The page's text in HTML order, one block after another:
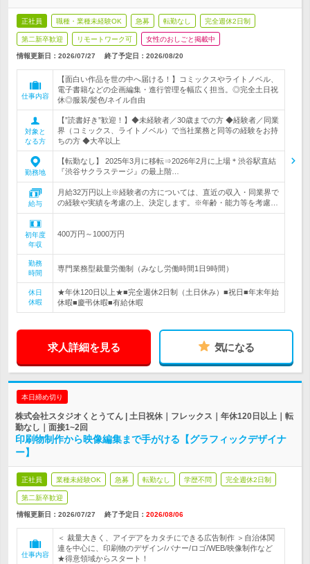
正社員 職種・業種未経験OK 急募 転勤なし 完全週休2日制
第二新卒歓迎 リモートワーク可 女性のおしごと掲載中
情報更新日：2026/07/27 終了予定日： 2026/08/20
仕事内容
【面白い作品を世の中へ届ける！】コミックスやライトノベル、
電子書籍などの企画編集・進行管理を幅広く担当。◎完全土日祝
休◎服装/髪色/ネイル自由
対象と
なる方
【”読書好き”歓迎！】◆未経験者／30歳までの方 ◆経験者／同業
界（コミックス、ライトノベル）で当社業務と同等の経験をお持
ちの方 ◆大卒以上
勤務地
【転勤なし】 2025年3月に移転⇒2026年2月に上場＊渋谷駅直結
『渋谷サクラステージ』の最上階…
給与
月給32万円以上※経験者の方については、直近の収入・同業界で
の経験や実績を考慮の上、決定します。※年齢・能力等を考慮…
初年度
年収
400万円～1000万円
勤務
時間
専門業務型裁量労働制（みなし労働時間1日9時間）
休日
休暇
★年休120日以上★■完全週休2日制（土日休み）■祝日■年末年始
休暇■慶弔休暇■有給休暇
求人詳細を見る 気になる
本日締め切り
株式会社スタジオくとうてん | 土日祝休｜フレックス｜年休120日以上｜転
勤なし｜面接1~2回
印刷物制作から映像編集まで手がける【グラフィックデザイナ
ー】
正社員 業種未経験OK 急募 転勤なし 学歴不問 完全週休2日制
第二新卒歓迎
情報更新日：2026/07/27 終了予定日： 2026/08/06
仕事内容
＜ 裁量大きく、アイデアをカタチにできる広告制作 ＞自治体関
連を中心に、印刷物のデザイン/バナー/ロゴ/WEB/映像制作など
★得意領域からスタート！